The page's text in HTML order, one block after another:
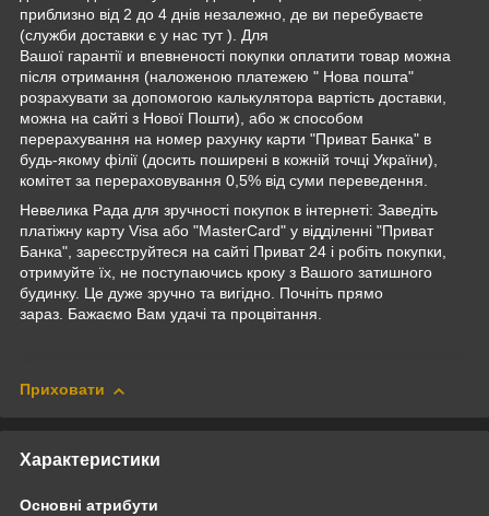
приблизно від 2 до 4 днів незалежно, де ви перебуваєте
(служби доставки є у нас тут ). Для
Вашої гарантії и впевненості покупки оплатити товар можна
після отримання (наложеною платежею " Нова пошта"
розрахувати за допомогою калькулятора вартість доставки,
можна на сайті з Нової Пошти), або ж способом
перерахування на номер рахунку карти "Приват Банка" в
будь-якому філії (досить поширені в кожній точці України),
комітет за перераховування 0,5% від суми переведення.
Невелика Рада для зручності покупок в інтернеті: Заведіть
платіжну карту Visa або "MasterCard" у відділенні "Приват
Банка", зареєструйтеся на сайті Приват 24 і робіть покупки,
отримуйте їх, не поступаючись кроку з Вашого затишного
будинку. Це дуже зручно та вигідно. Почніть прямо
зараз. Бажаємо Вам удачі та процвітання.
Приховати
Характеристики
Основні атрибути